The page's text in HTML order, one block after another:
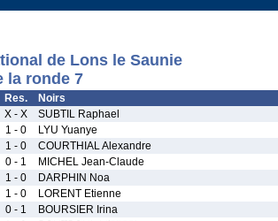
de Lons le Saunie
la ronde 7
Res. Noirs
X - X SUBTIL Raphael
1 - 0 LYU Yuanye
1 - 0 COURTHIAL Alexandre
0 - 1 MICHEL Jean-Claude
1 - 0 DARPHIN Noa
1 - 0 LORENT Etienne
0 - 1 BOURSIER Irina